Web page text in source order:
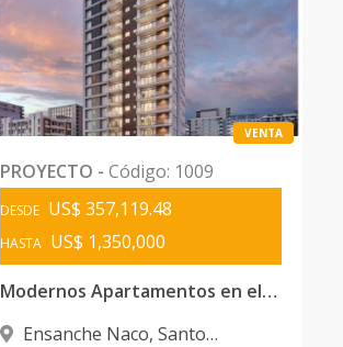
VENTA
PROYECTO - Código: 1009
DESDE US$ 357,119.48
HASTA US$ 1,350,000
Modernos Apartamentos en el Ensanche Naco
Ensanche Naco, Santo